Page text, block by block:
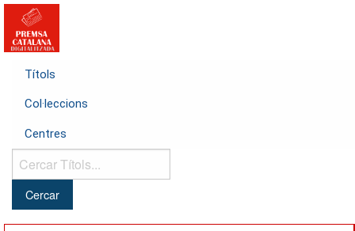
Títols
Col·leccions
Centres
Cercar
Títols...